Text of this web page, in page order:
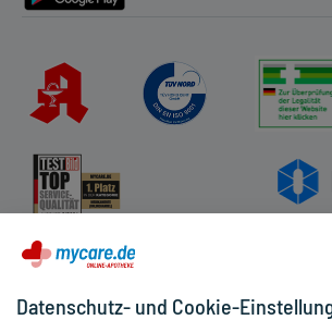
Datenschutz- und Cookie-